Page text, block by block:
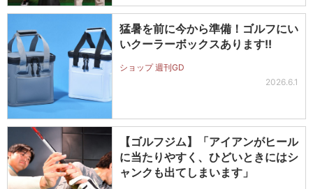
猛暑を前に今から準備！ゴルフにい
いクーラーボックスあります!!
ショップ 週刊GD
2026.6.1
【ゴルフジム】「アイアンがヒール
に当たりやすく、ひどいときにはシ
ャンクも出てしまいます」